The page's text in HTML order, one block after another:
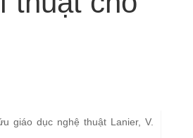
giáo dục nghệ thuật Lanier, V.